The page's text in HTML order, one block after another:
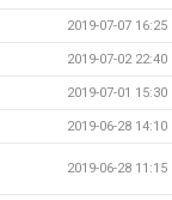
2019-07-07 16:25
2019-07-02 22:40
2019-07-01 15:30
2019-06-28 14:10
2019-06-28 11:15